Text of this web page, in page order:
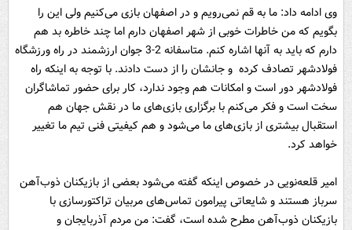
وی ادامه داد: ما به قم نمی‌رویم و در اصفهان بازی می‌کنیم ولی این را
بگویم که من خاطرات خوبی از شهر اصفهان دارم اما چند خاطره بد هم
دارم که باید به آنها اشاره کنم. متاسفانه 2-3 جوان ارزشمند در راه ورزشگاه
فولادشهر تصادف کرده و جانشان را از دست دادند. با توجه به اینکه راه
فولادشهر دور است و امکانات هم وجود ندارد، کار برای حضور تماشاگران
سخت است و فکر می‌کنم با برگزاری بازی‌های ما در نقش جهان هم
استقبال بیشتری از بازی‌های ما می‌شود و هم کیفیتی فنی تیم ما تغییر
خواهد کرد.
امیر قلعه‌نویی در خصوص اینکه گفته می‌شود بعضی از بازیکنان ذوب‌آهن
سرباز هستند و شایعاتی پیرامون تماس‌های مربیان تراکتورسازی با
بازیکنان ذوب‌آهن مطرح شده است، گفت: من مردم آذربایجان و